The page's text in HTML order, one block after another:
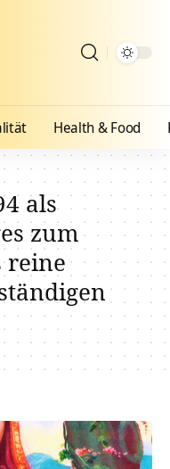
Health & Food
als
zum
reine